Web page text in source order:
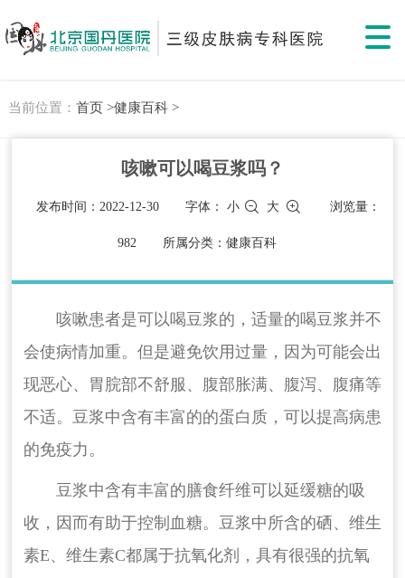
当前位置： 首页 >健康百科 >
咳嗽可以喝豆浆吗？
发布时间：2022-12-30 字体：小 大 浏览量：
982 所属分类：健康百科
咳嗽患者是可以喝豆浆的，适量的喝豆浆并不
会使病情加重。但是避免饮用过量，因为可能会出
现恶心、胃脘部不舒服、腹部胀满、腹泻、腹痛等
不适。豆浆中含有丰富的的蛋白质，可以提高病患
的免疫力。
豆浆中含有丰富的膳食纤维可以延缓糖的吸
收，因而有助于控制血糖。豆浆中所含的硒、维生
素E、维生素C都属于抗氧化剂，具有很强的抗氧